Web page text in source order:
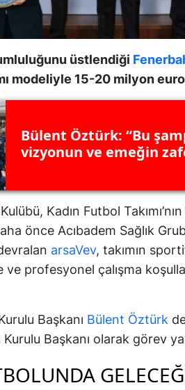
üstlendiği
modeliyle 15-20 milyon
Bülent Öztürk: “Bu
vizyonun ve emeğin
Kadın Futbol
önce Acıbadem Sağlık
arsaVev, takımın
ve profesyonel çalışma
Başkanı Bülent Öztürk
Kurulu Başkanı olarak görev